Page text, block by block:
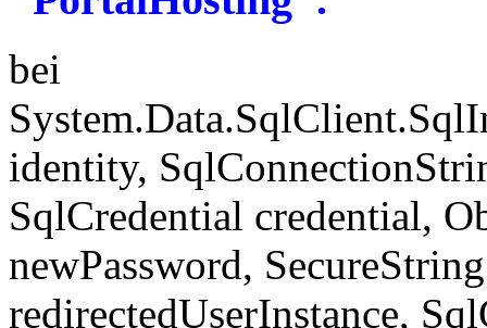
bei
identity,
SqlCredential credential,
newPassword,
redirectedUserInstance,